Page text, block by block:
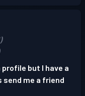
profile but I have a
send me a friend